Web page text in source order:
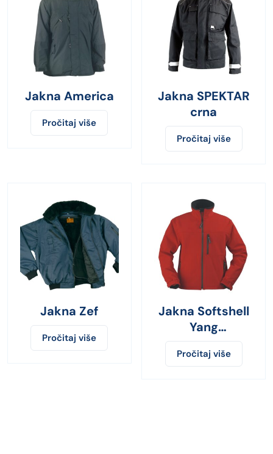
Jakna America
Pročitaj više
Jakna SPEKTAR
crna
Pročitaj više
Jakna Zef
Pročitaj više
Jakna Softshell
Yang
crvena/crna
Pročitaj više